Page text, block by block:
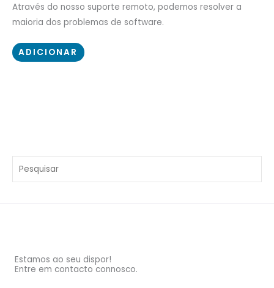
Através do nosso suporte remoto, podemos resolver a
maioria dos problemas de software.
ADICIONAR
Estamos ao seu dispor!
Entre em contacto connosco.